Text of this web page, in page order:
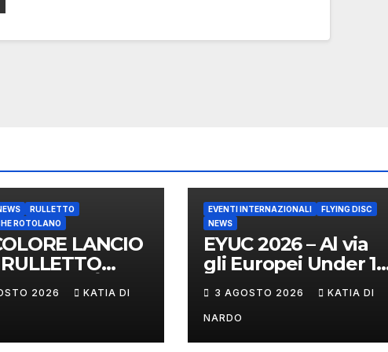
RULLETTO
ROTOLANO
LANCIO
A CITTÀ DI
ED
2026 KATIA DI
EVENTI INTERNAZIONALI
FLYING DISC
NEWS
EYUC 2026 – Al via
gli Europei Under 17
a Vienna
3 AGOSTO 2026 KATIA DI
NARDO